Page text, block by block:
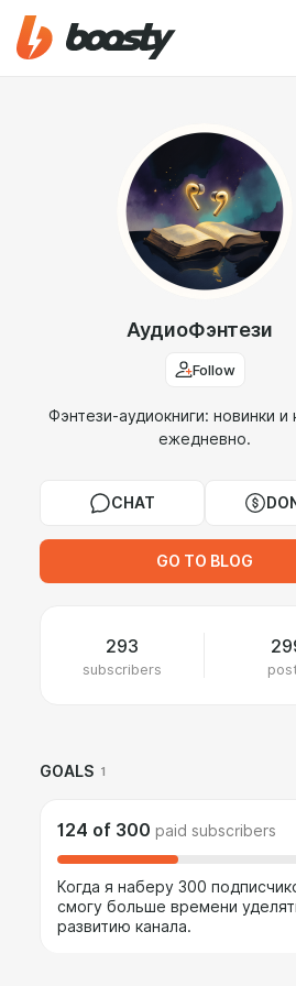
АудиоФэнтези
Follow
Фэнтези-аудиокниги: новинки и
ежедневно.
CHAT
GO TO BLOG
293
subscribers
GOALS 1
124 of 300 paid subscribers
Когда я наберу 300
смогу больше времени
развитию канала.